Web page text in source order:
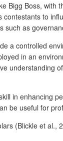
Bigg Boss,
to
as
a controlled
in an
understanding
in enhancing
be useful for
(Blickle et